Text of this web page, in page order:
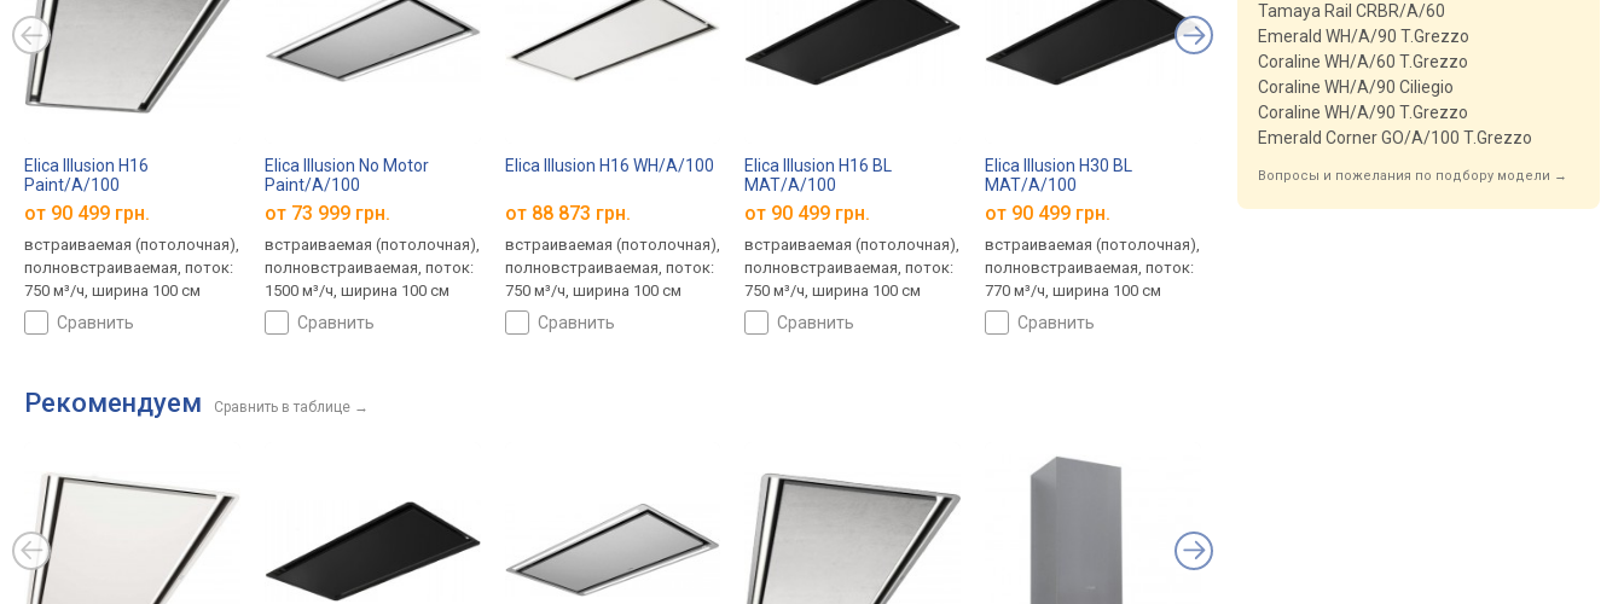
Elica Illusion H16
Paint/A/100
от 90 499 грн.
встраиваемая (потолочная),
полновстраиваемая, поток:
750 м³/ч, ширина 100 см
сравнить
Elica Illusion No Motor
Paint/A/100
от 73 999 грн.
встраиваемая (потолочная),
полновстраиваемая, поток:
1500 м³/ч, ширина 100 см
сравнить
Elica Illusion H16 WH/A/100
от 88 873 грн.
встраиваемая (потолочная),
полновстраиваемая, поток:
750 м³/ч, ширина 100 см
сравнить
Elica Illusion H16 BL
MAT/A/100
от 90 499 грн.
встраиваемая (потолочная),
полновстраиваемая, поток:
750 м³/ч, ширина 100 см
сравнить
Elica Illusion H30 BL
MAT/A/100
от 90 499 грн.
встраиваемая (потолочная),
полновстраиваемая, поток:
770 м³/ч, ширина 100 см
сравнить
BL/A/100
от 76 799 грн.
Elica Illusion H30
от 90 499 грн.
Рекомендуем Сравнить в таблице →
Tamaya Rail CRBR/A/60
Emerald WH/A/90 T.Grezzo
Coraline WH/A/60 T.Grezzo
Coraline WH/A/90 Ciliegio
Coraline WH/A/90 T.Grezzo
Emerald Corner GO/A/100 T.Grezzo
Вопросы и пожелания по подбору модели →